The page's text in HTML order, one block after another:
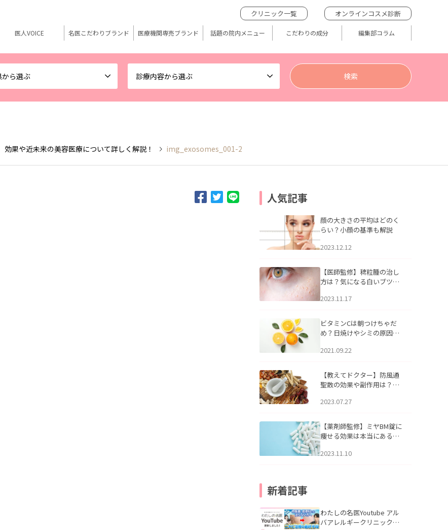
ら選ぶ 診療内容から選ぶ
クリニック一覧 オンラインコスメ診断
医人VOICE 名医こだわりブランド 医療機関専売ブランド 話題の院内メニュー こだわりの成分 編集部コラム
果や近未来の美容医療について詳しく解説！ img_exosomes_001-2
人気記事
顔の大きさの平均はどのく
らい？小顔の基準も解説
2023.12.12
【医師監修】稗粒腫の治し
方は？気になる白いブツブ
アについて
2023.11.17
ビタミンCは朝つけちゃだ
め？日焼けやシミの原因に
2021.09.22
【教えてドクター】防風通
聖散の効果や副作用は？長
2023.07.27
【薬剤師監修】ミヤBM錠に
痩せる効果は本当にある
2023.11.10
新着記事
わたしの名医Youtube アル
バアレルギークリニック札